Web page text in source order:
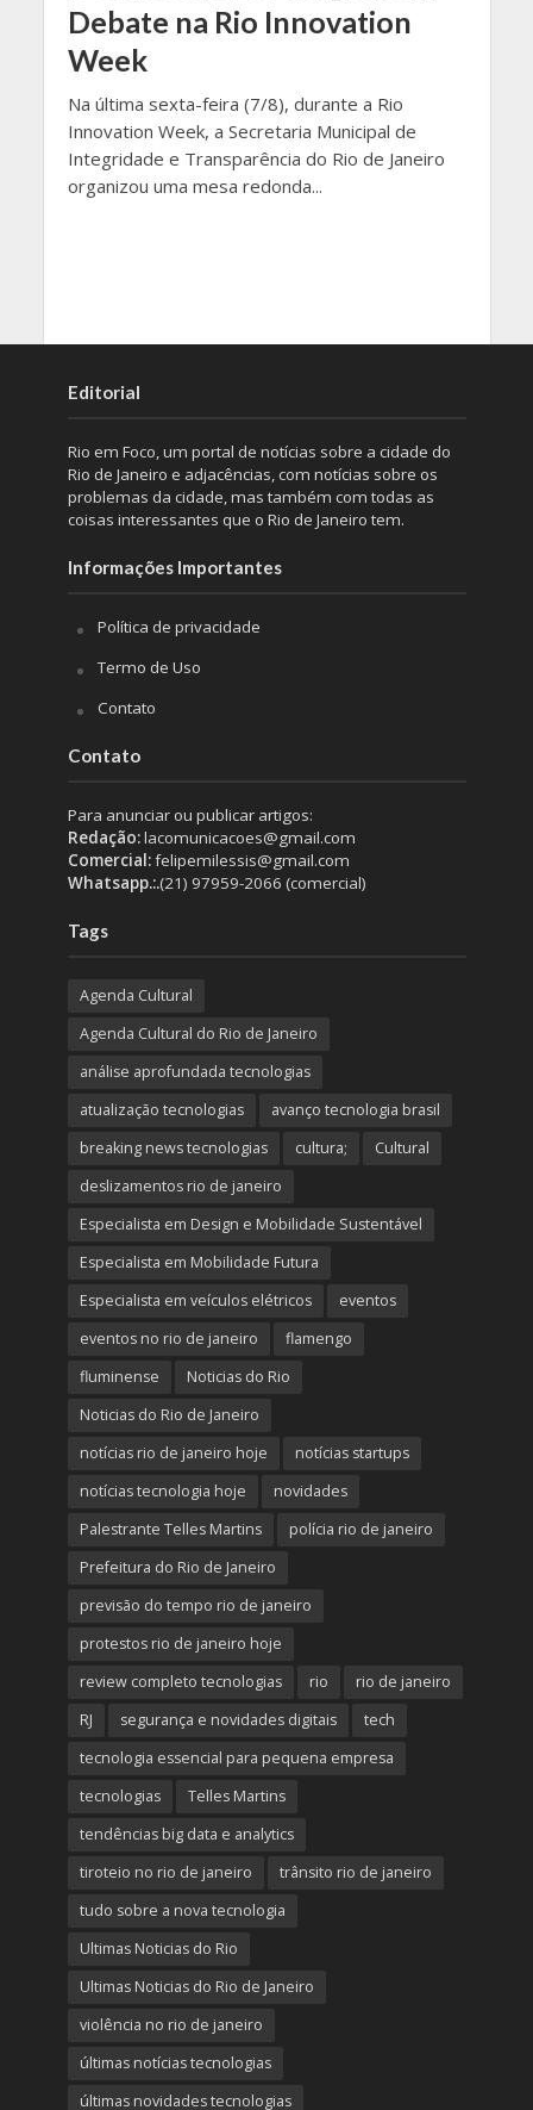
Debate na Rio Innovation
Week
Na última sexta-feira (7/8), durante a Rio
Innovation Week, a Secretaria Municipal de
Integridade e Transparência do Rio de Janeiro
organizou uma mesa redonda...
Editorial
Rio em Foco, um portal de notícias sobre a cidade do
Rio de Janeiro e adjacências, com notícias sobre os
problemas da cidade, mas também com todas as
coisas interessantes que o Rio de Janeiro tem.
Informações Importantes
Política de privacidade
Termo de Uso
Contato
Contato
Para anunciar ou publicar artigos:
Redação:lacomunicacoes@gmail.com
Comercial:felipemilessis@gmail.com
Whatsapp.:.(21) 97959-2066 (comercial)
Tags
Agenda Cultural
Agenda Cultural do Rio de Janeiro
análise aprofundada tecnologias
atualização tecnologias
avanço tecnologia brasil
breaking news tecnologias
cultura;
Cultural
deslizamentos rio de janeiro
Especialista em Design e Mobilidade Sustentável
Especialista em Mobilidade Futura
Especialista em veículos elétricos
eventos
eventos no rio de janeiro
flamengo
fluminense
Noticias do Rio
Noticias do Rio de Janeiro
notícias rio de janeiro hoje
notícias startups
notícias tecnologia hoje
novidades
Palestrante Telles Martins
polícia rio de janeiro
Prefeitura do Rio de Janeiro
previsão do tempo rio de janeiro
protestos rio de janeiro hoje
review completo tecnologias
rio
rio de janeiro
RJ
segurança e novidades digitais
tech
tecnologia essencial para pequena empresa
tecnologias
Telles Martins
tendências big data e analytics
tiroteio no rio de janeiro
trânsito rio de janeiro
tudo sobre a nova tecnologia
Ultimas Noticias do Rio
Ultimas Noticias do Rio de Janeiro
violência no rio de janeiro
últimas notícias tecnologias
últimas novidades tecnologias